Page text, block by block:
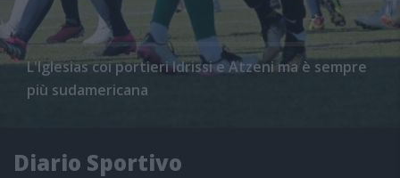
L'Iglesias coi portieri Idrissi e Atzeni ma è sempre
più sudamericana
Diario Sportivo